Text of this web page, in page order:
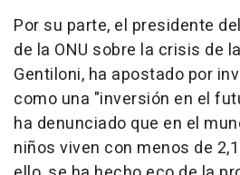
Por su parte, el presidente
de la ONU sobre la crisis de
Gentiloni, ha apostado por
como una "inversión en el
ha denunciado que en el
niños viven con menos de